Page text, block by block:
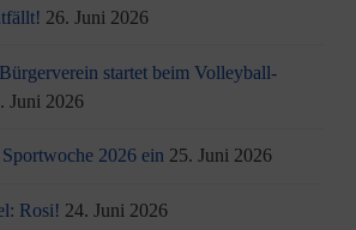
26. Juni 2026
startet beim Volleyball-
Juni 2026
2026 ein 25. Juni 2026
Rosi! 24. Juni 2026